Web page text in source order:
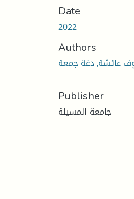
Date
2022
Authors
عائشة, دغة جمعة
Publisher
جامعة المسيلة